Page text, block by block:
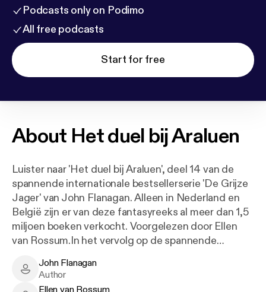
Podcasts only on Podimo
All free podcasts
Start for free
About Het duel bij Araluen
Luister naar 'Het duel bij Araluen', deel 14 van de
spannende internationale bestsellerserie 'De Grijze
Jager' van John Flanagan. Alleen in Nederland en
België zijn er van deze fantasyreeks al meer dan 1,5
miljoen boeken verkocht. Voorgelezen door Ellen
van Rossum.In het vervolg op de spannende
van de Rode Vos verder. Om haar vader en Gilan te
helpen ontsnappen uit het oude fort op de heuvel,
John Flanagan - Author
John Flanagan
Author
Ellen van Rossum